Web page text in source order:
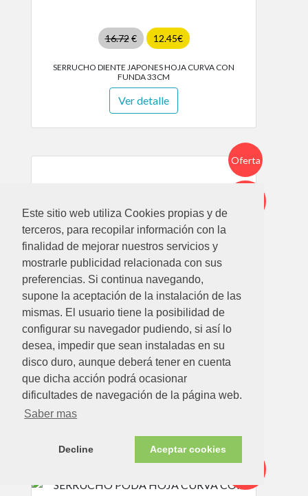
Este sitio web utiliza Cookies propias y de
terceros, para recopilar información con la
finalidad de mejorar nuestros servicios y
mostrarle publicidad relacionada con sus
preferencias. Si continua navegando,
supone la aceptación de la instalación de las
mismas. El usuario tiene la posibilidad de
configurar su navegador pudiendo, si así lo
desea, impedir que sean instaladas en su
disco duro, aunque deberá tener en cuenta
que dicha acción podrá ocasionar
dificultades de navegación de la página web.
Saber mas
Decline Aceptar cookies
16.72€ 12.45€
SERRUCHO DIENTE JAPONES HOJA CURVA CON
FUNDA 33CM
Ver detalle
Oferta
15.25 11.95€
SERRUCHO PODA PLEGABLE DENTADO JAPONES
180 MM
Ver detalle